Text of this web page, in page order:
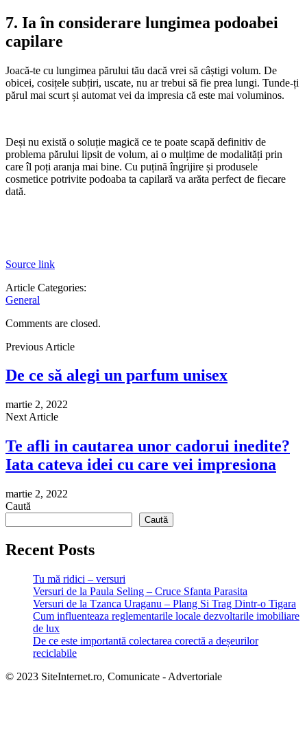
7. Ia în considerare lungimea podoabei
capilare
Joacă-te cu lungimea părului tău dacă vrei să câștigi volum. De
obicei, cosițele subțiri, uscate, nu ar trebui să fie prea lungi. Tunde-ți
părul mai scurt și automat vei da impresia că este mai voluminos.
Deși nu există o soluție magică ce te poate scapă definitiv de
problema părului lipsit de volum, ai o mulțime de modalități prin
care îl poți aranja mai bine. Cu puțină îngrijire și produsele
cosmetice potrivite podoaba ta capilară va arăta perfect de fiecare
dată.
Source link
Article Categories:
General
Comments are closed.
Previous Article
De ce să alegi un parfum unisex
martie 2, 2022
Next Article
Te afli in cautarea unor cadorui inedite?
Iata cateva idei cu care vei impresiona
martie 2, 2022
Caută
Caută
Recent Posts
Tu mă ridici – versuri
Versuri de la Paula Seling – Cruce Sfanta Parasita
Versuri de la Tzanca Uraganu – Plang Si Trag Dintr-o Tigara
Cum influenteaza reglementarile locale dezvoltarile imobiliare
de lux
De ce este importantă colectarea corectă a deșeurilor
reciclabile
© 2023 SiteInternet.ro, Comunicate - Advertoriale